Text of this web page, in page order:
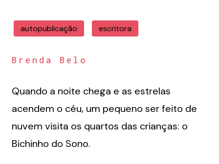
autopublicação escritora
Brenda Belo
Quando a noite chega e as estrelas
acendem o céu, um pequeno ser feito de
nuvem visita os quartos das crianças: o
Bichinho do Sono.